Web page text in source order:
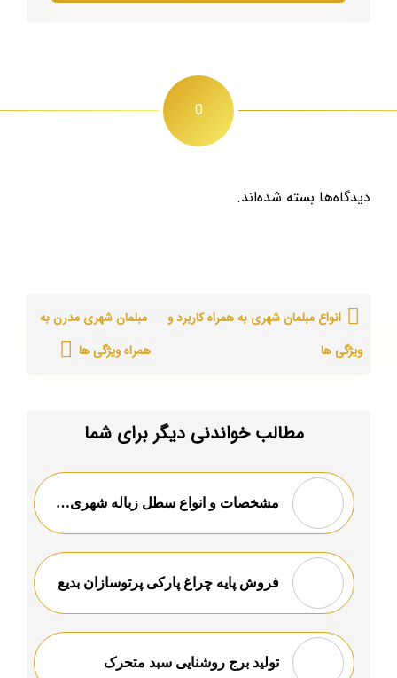
0
دیدگاه‌ها بسته شده‌اند.
انواع مبلمان شهری به همراه کاربرد و
ویژگی ها
مبلمان شهری مدرن به
همراه ویژگی ها
مطالب خواندنی دیگر برای شما
مشخصات و انواع سطل زباله شهری | ثبت سفارش انبوه با ۱ تماس
فروش پایه چراغ پارکی پرتوسازان بدیع
تولید برج روشنایی سبد متحرک